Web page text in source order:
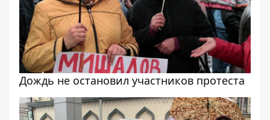
Дождь не остановил участников протеста